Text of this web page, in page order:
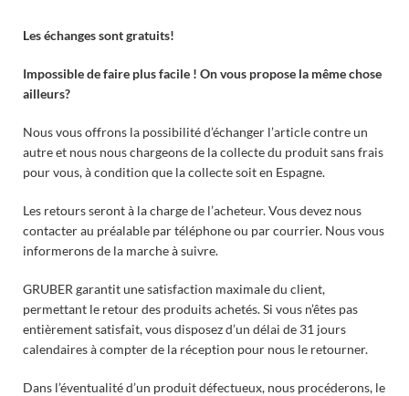
Les échanges sont gratuits!
Impossible de faire plus facile ! On vous propose la même chose
ailleurs?
Nous vous offrons la possibilité d’échanger l’article contre un
autre et nous nous chargeons de la collecte du produit sans frais
pour vous, à condition que la collecte soit en Espagne.
Les retours seront à la charge de l’acheteur. Vous devez nous
contacter au préalable par téléphone ou par courrier. Nous vous
informerons de la marche à suivre.
GRUBER garantit une satisfaction maximale du client,
permettant le retour des produits achetés. Si vous n’êtes pas
entièrement satisfait, vous disposez d’un délai de 31 jours
calendaires à compter de la réception pour nous le retourner.
Dans l’éventualité d’un produit défectueux, nous procéderons, le